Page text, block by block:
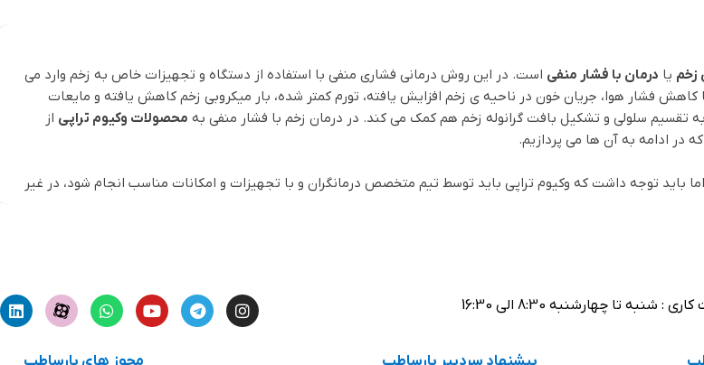
زخم یا درمان با فشار منفی است. در این روش درمانی فشاری منفی با استفاده از دستگاه و تجهیزات خاص به زخم وارد می
فشار هوا، جریان خون در ناحیه ی زخم افزایش یافته، تورم کمتر شده، بار میکروبی زخم کاهش یافته و مایعات
سلولی و تشکیل بافت گرانوله زخم هم کمک می کند. در درمان زخم با فشار منفی به محصولات وکیوم تراپی از
در ادامه به آن ها می پردازیم.
توجه داشت که وکیوم تراپی باید توسط تیم متخصص درمانگران و با تجهیزات و امکانات مناسب انجام شود، در غیر
زخم است.
مهر و موم شده است. این فیلم دارای دهانه ای مخصوص است که لوله لاستیکی آن را به پمپ خلاء متصل می کند.
: شنبه تا چهارشنبه 8:30 الی 16:30